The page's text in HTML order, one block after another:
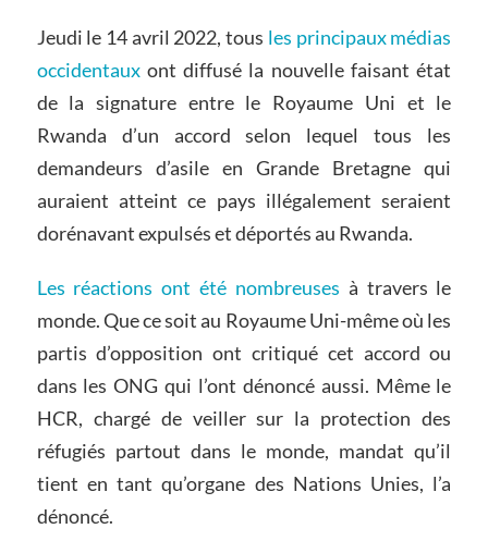
Jeudi le 14 avril 2022, tous les principaux médias
occidentauxont diffusé la nouvelle faisant état
de la signature entre le Royaume Uni et le
Rwanda d’un accord selon lequel tous les
demandeurs d’asile en Grande Bretagne qui
auraient atteint ce pays illégalement seraient
dorénavant expulsés et déportés au Rwanda.
Les réactions ont été nombreuses à travers le
monde. Que ce soit au Royaume Uni-même où les
partis d’opposition ont critiqué cet accord ou
dans les ONG qui l’ont dénoncé aussi. Même le
HCR, chargé de veiller sur la protection des
réfugiés partout dans le monde, mandat qu’il
tient en tant qu’organe des Nations Unies, l’a
dénoncé.